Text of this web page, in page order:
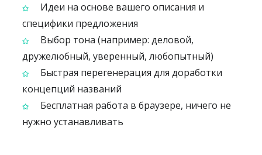
Идеи на основе вашего описания и
специфики предложения
Выбор тона (например: деловой,
дружелюбный, уверенный, любопытный)
Быстрая перегенерация для доработки
концепций названий
Бесплатная работа в браузере, ничего не
нужно устанавливать